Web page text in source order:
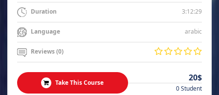
Duration 3:12:29
Language arabic
Reviews (0)
Take This Course 20$
0 Student